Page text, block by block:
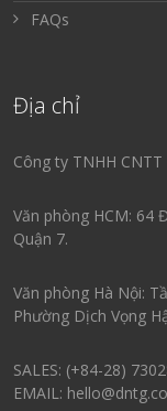
FAQs
Địa chỉ
Công ty TNHH
Văn phòng HCM: 64
Quận 7.
Văn phòng Hà Nội:
Phường Dịch Vọng
SALES: (+84-28)
EMAIL: